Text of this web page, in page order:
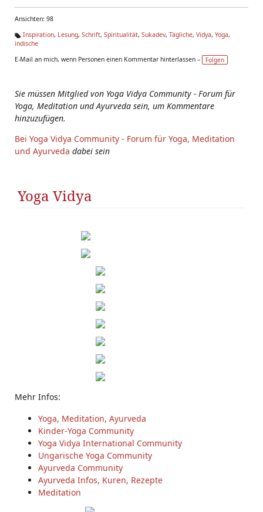
Ansichten: 98
Ta
s:
Inspiration, Lesung, Schrift, Spiritualität, Sukadev, Tägliche, Vidya, Yoga,
indische
E-Mail an mich, wenn Personen einen Kommentar hinterlassen –
Folgen
Sie müssen Mitglied von Yoga Vidya Community - Forum für
Yoga, Meditation und Ayurveda sein, um Kommentare
hinzuzufügen.
Bei Yoga Vidya Community - Forum für Yoga, Meditation
und Ayurveda dabei sein
Yoga Vidya
Mehr Infos:
Yoga, Meditation, Ayurveda
Kinder-Yoga Community
Yoga Vidya International Community
Ungarische Yoga Community
Ayurveda Community
Ayurveda Infos, Kuren, Rezepte
Meditation